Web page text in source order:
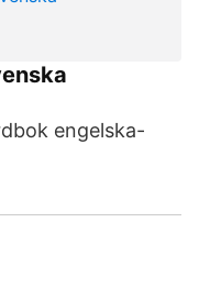
engelska-